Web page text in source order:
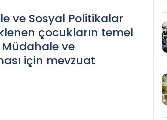
ve Sosyal Politikalar
çocukların temel
Müdahale ve
için mevzuat